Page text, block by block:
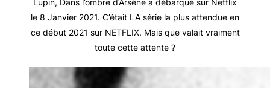
le 8 Janvier 2021. C’était LA série la plus attendue en
ce début 2021 sur NETFLIX. Mais que valait vraiment
toute cette attente ?